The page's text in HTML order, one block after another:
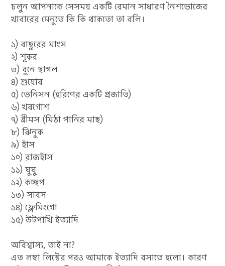
চলুন আপনাকে সেসময় একটি রেমান সাধারণ নৈশভোজের
খাবারের মেনুতে কি কি থাকতো তা বলি।
১) বাছুরের মাংস
২) শূকর
৩) বুনে ছাগল
৪) শুয়োর
৫) ভেনিসন (হরিণের একটি প্রজাতি)
৬) খরগোশ
৭) ব্রীমস (মিঠা পানির মাছ)
৮) ঝিনুক
৯) হাঁস
১০) রাজহাঁস
১১) ঘুঘু
১২) কচ্ছপ
১৩) সারস
১৪) ফ্লেমিংগো
১৫) উটপাখি ইত্যাদি
অবিশ্বাস্য, তাই না?
এত লম্বা লিস্টের পরও আমাকে ইত্যাদি বসাতে হলো। কারণ